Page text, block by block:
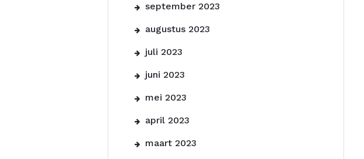
september 2023
augustus 2023
juli 2023
juni 2023
mei 2023
april 2023
maart 2023